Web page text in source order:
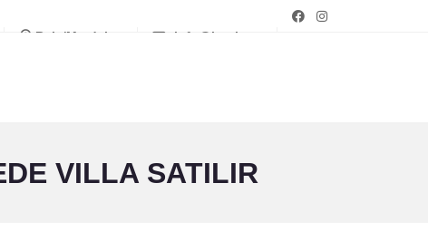
Bakı/Mərdəkan info@bagim.az
VILLA SATILIR